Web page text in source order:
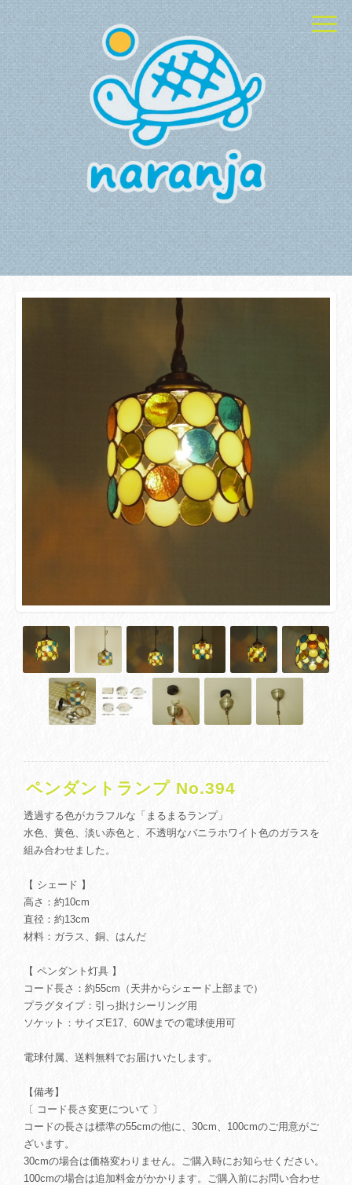
ペンダントランプ No.394
透過する色がカラフルな「まるまるランプ」
水色、黄色、淡い赤色と、不透明なバニラホワイト色のガラスを
組み合わせました。
【 シェード 】
高さ：約10cm
直径：約13cm
材料：ガラス、銅、はんだ
【 ペンダント灯具 】
コード長さ：約55cm（天井からシェード上部まで）
プラグタイプ：引っ掛けシーリング用
ソケット：サイズE17、60Wまでの電球使用可
電球付属、送料無料でお届けいたします。
【備考】
〔 コード長さ変更について 〕
コードの長さは標準の55cmの他に、30cm、100cmのご用意がご
ざいます。
30cmの場合は価格変わりません。ご購入時にお知らせください。
100cmの場合は追加料金がかかります。ご購入前にお問い合わせ